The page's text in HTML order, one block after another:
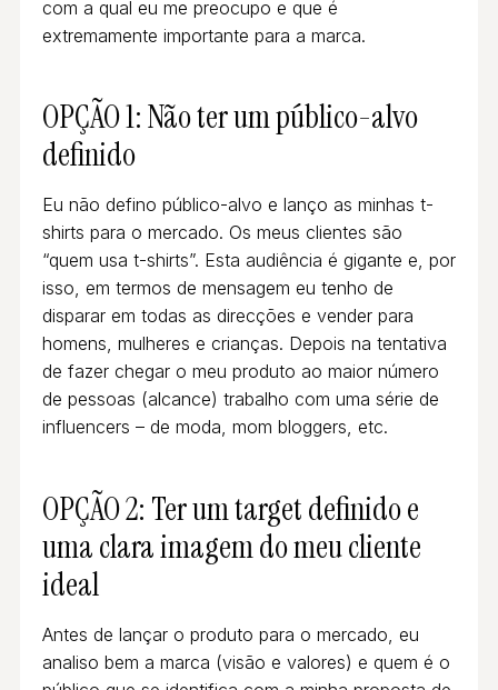
com a qual eu me preocupo e que é
extremamente importante para a marca.
OPÇÃO 1: Não ter um público-alvo
definido
Eu não defino público-alvo e lanço as minhas t-
shirts para o mercado. Os meus clientes são
“quem usa t-shirts”. Esta audiência é gigante e, por
isso, em termos de mensagem eu tenho de
disparar em todas as direcções e vender para
homens, mulheres e crianças. Depois na tentativa
de fazer chegar o meu produto ao maior número
de pessoas (alcance) trabalho com uma série de
influencers – de moda, mom bloggers, etc.
OPÇÃO 2: Ter um target definido e
uma clara imagem do meu cliente
ideal
Antes de lançar o produto para o mercado, eu
analiso bem a marca (visão e valores) e quem é o